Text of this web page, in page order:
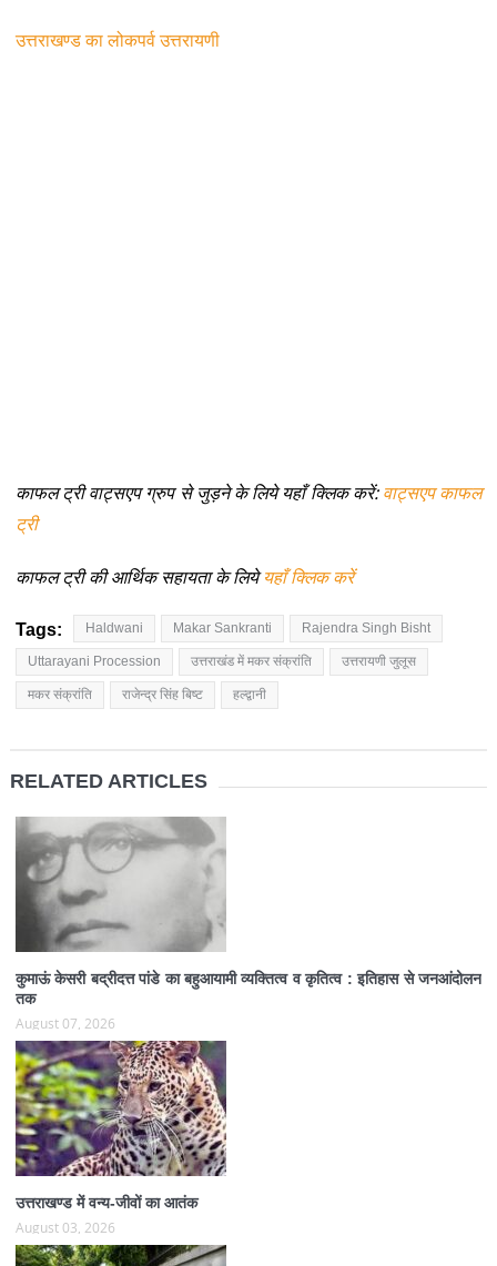
उत्तराखण्ड का लोकपर्व उत्तरायणी
काफल ट्री वाट्सएप ग्रुप से जुड़ने के लिये यहाँ क्लिक करें:वाट्सएप काफल
ट्री
काफल ट्री की आर्थिक सहायता के लियेयहाँ क्लिक करें
Tags: Haldwani Makar Sankranti Rajendra Singh Bisht
Uttarayani Procession उत्तराखंड में मकर संक्रांति उत्तरायणी जुलूस
मकर संक्रांति राजेन्द्र सिंह बिष्ट हल्द्वानी
RELATED ARTICLES
कुमाऊं केसरी बद्रीदत्त पांडे का बहुआयामी व्यक्तित्व व कृतित्व : इतिहास से जनआंदोलन
तक
August 07, 2026
उत्तराखण्ड में वन्य-जीवों का आतंक
August 03, 2026